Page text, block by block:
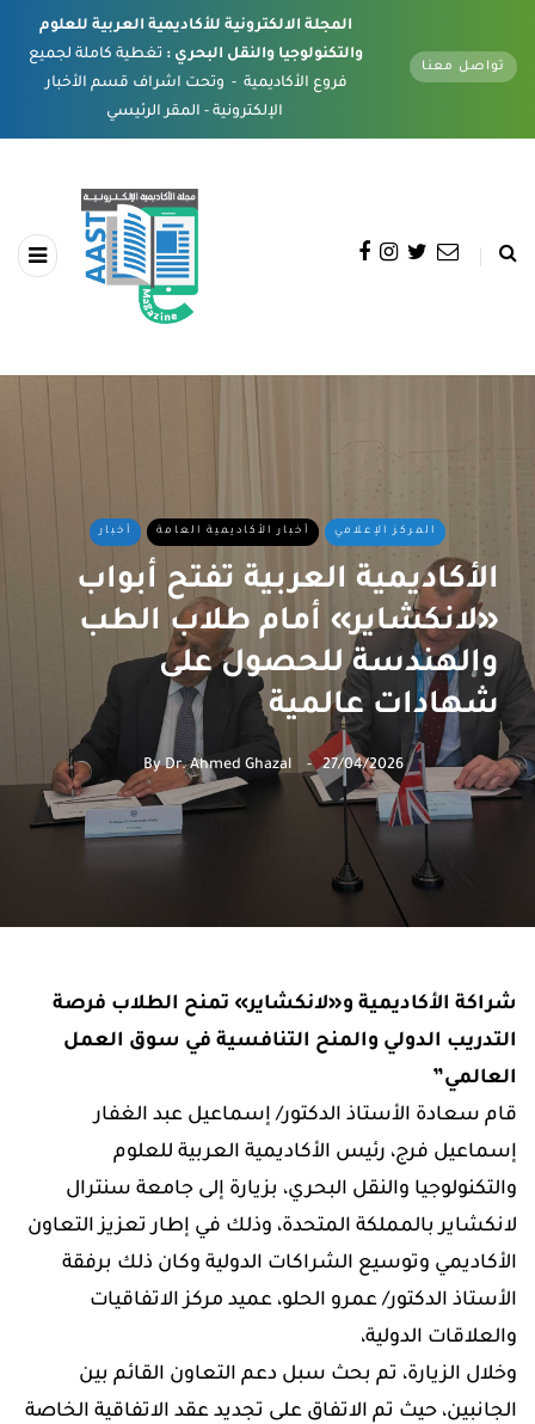
المجلة الالكترونية للأكاديمية العربية للعلوم
والتكنولوجيا والنقل البحري : تغطية كاملة لجميع
فروع الأكاديمية - وتحت اشراف قسم الأخبار
تواصل معنا
أخبار أخبار الأكاديمية العامة المركز الإعلامي
الأكاديمية العربية تفتح أبواب
«لانكشاير» أمام طلاب الطب
والهندسة للحصول على
شهادات عالمية
ByDr. Ahmed Ghazal 27/04/2026
شراكة الأكاديمية و«لانكشاير» تمنح الطلاب فرصة
التدريب الدولي والمنح التنافسية في سوق العمل
العالمي”
قام سعادة الأستاذ الدكتور/ إسماعيل عبد الغفار
إسماعيل فرج، رئيس الأكاديمية العربية للعلوم
والتكنولوجيا والنقل البحري، بزيارة إلى جامعة سنترال
لانكشاير بالمملكة المتحدة، وذلك في إطار تعزيز التعاون
الأكاديمي وتوسيع الشراكات الدولية وكان ذلك برفقة
الأستاذ الدكتور/ عمرو الحلو، عميد مركز الاتفاقيات
والعلاقات الدولية،
وخلال الزيارة، تم بحث سبل دعم التعاون القائم بين
الجانبين، حيث تم الاتفاق على تجديد عقد الاتفاقية الخاصة